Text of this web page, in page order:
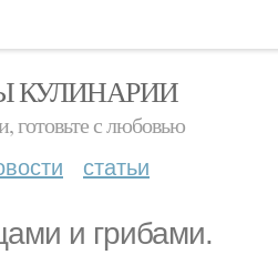
КУЛИНАРИИ
готовьте с любовью
статьи
и грибами.